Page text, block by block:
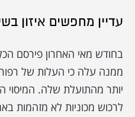
עדיין מחפשים איזון
בחודש מאי האחרון פירסם
ממנה עלה כי העלות של
יותר מהתועלת שלה. המיסוי
לרכוש מכוניות לא מזהמות